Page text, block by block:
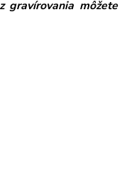
gravírovania môžete